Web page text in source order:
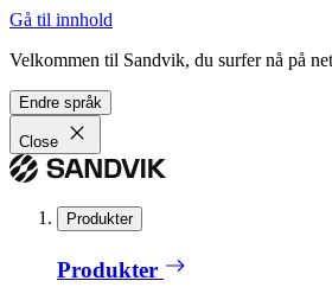
Gå til innhold
Velkommen til Sandvik, du surfer nå på
Endre språk
Close
Produkter
Produkter